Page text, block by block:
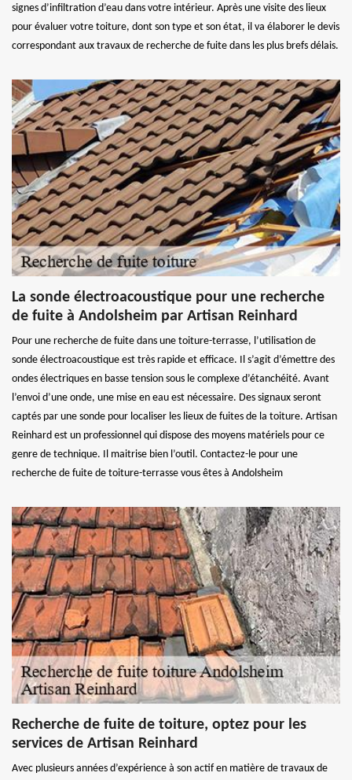
signes d’infiltration d’eau dans votre intérieur. Après une visite des lieux
pour évaluer votre toiture, dont son type et son état, il va élaborer le devis
correspondant aux travaux de recherche de fuite dans les plus brefs délais.
La sonde électroacoustique pour une recherche
de fuite à Andolsheim par Artisan Reinhard
Pour une recherche de fuite dans une toiture-terrasse, l’utilisation de
sonde électroacoustique est très rapide et efficace. Il s’agit d’émettre des
ondes électriques en basse tension sous le complexe d’étanchéité. Avant
l’envoi d’une onde, une mise en eau est nécessaire. Des signaux seront
captés par une sonde pour localiser les lieux de fuites de la toiture. Artisan
Reinhard est un professionnel qui dispose des moyens matériels pour ce
genre de technique. Il maitrise bien l’outil. Contactez-le pour une
recherche de fuite de toiture-terrasse vous êtes à Andolsheim
Recherche de fuite de toiture, optez pour les
services de Artisan Reinhard
Avec plusieurs années d’expérience à son actif en matière de travaux de